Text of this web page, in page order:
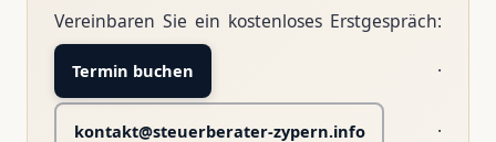
Vereinbaren Sie ein kostenloses Erstgespräch:
Termin buchen ·
kontakt@steuerberater-zypern.info ·